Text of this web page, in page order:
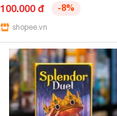
Cho Nhóm 5 Người Chơi
100.000 đ -8%
shopee.vn